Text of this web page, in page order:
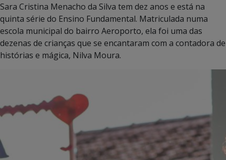
Sara Cristina Menacho da Silva tem dez anos e está na
quinta série do Ensino Fundamental. Matriculada numa
escola municipal do bairro Aeroporto, ela foi uma das
dezenas de crianças que se encantaram com a contadora de
histórias e mágica, Nilva Moura.